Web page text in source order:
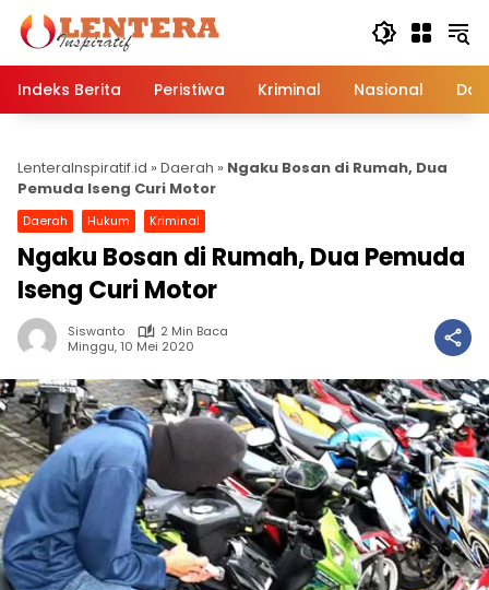
Langsung
konten
Indeks Berita
Peristiwa Kriminal Nasional
LenteraInspiratif.id » Daerah » Ngaku Bosan di Rumah, Dua
Pemuda Iseng Curi Motor
Daerah Hukum Kriminal
Ngaku Bosan di Rumah, Dua Pemuda
Iseng Curi Motor
Siswanto
2 Min Baca
Minggu, 10 Mei 2020